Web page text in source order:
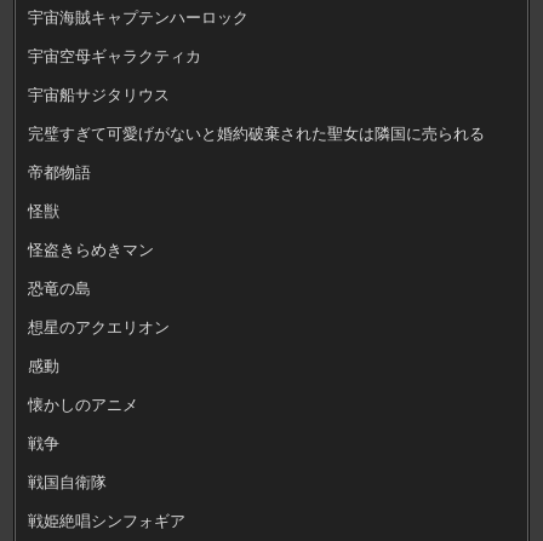
宇宙海賊キャプテンハーロック
宇宙空母ギャラクティカ
宇宙船サジタリウス
完璧すぎて可愛げがないと婚約破棄された聖女は隣国に売られる
帝都物語
怪獣
怪盗きらめきマン
恐竜の島
想星のアクエリオン
感動
懐かしのアニメ
戦争
戦国自衛隊
戦姫絶唱シンフォギア